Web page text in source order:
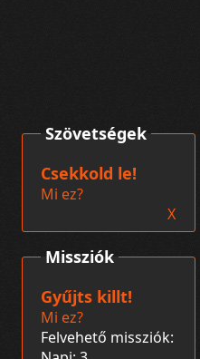
Missziók
Gyűjts killt!
Mi ez?
Felvehető missziók:
Szövetségek
Csekkold le!
Mi ez?
X